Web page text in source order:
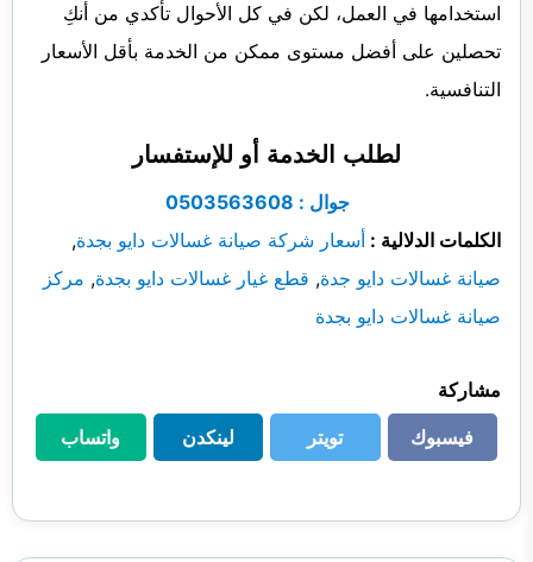
استخدامها في العمل، لكن في كل الأحوال تأكدي من أنكِ
تحصلين على أفضل مستوى ممكن من الخدمة بأقل الأسعار
التنافسية.
لطلب الخدمة أو للإستفسار
جوال : 0503563608
الكلمات الدلالية : أسعار شركة صيانة غسالات دايو بجدة,
صيانة غسالات دايو جدة, قطع غيار غسالات دايو بجدة, مركز
صيانة غسالات دايو بجدة
مشاركة
فيسبوك
فيسبوك
تويتر
تويتر
لينكدن
لينكدن
واتساب
واتساب